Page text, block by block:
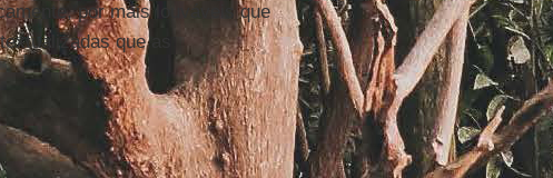
por mais louváveis que
que as